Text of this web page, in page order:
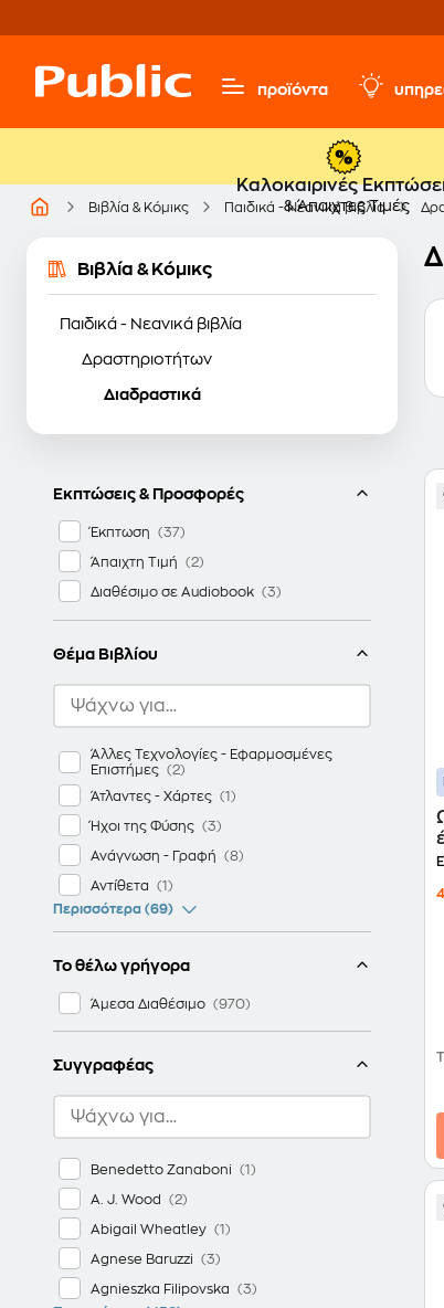
προϊόντα
Καλοκαιρινές
& Άπαιχτες Τιμές
Βιβλία & Κόμικς Παιδικά - Νεανικά βιβλία
Βιβλία & Κόμικς
Παιδικά - Νεανικά βιβλία
Δραστηριοτήτων
Διαδραστικά
Εκπτώσεις & Προσφορές
Έκπτωση
Άπαιχτη Τιμή
Διαθέσιμο σε Audiobook
Θέμα Βιβλίου
Άλλες Τεχνολογίες - Εφαρμοσμένες
Επιστήμες
Άτλαντες - Χάρτες
Ήχοι της Φύσης
Ανάγνωση - Γραφή
Αντίθετα
Περισσότερα (69)
Το θέλω γρήγορα
Άμεσα Διαθέσιμο
Συγγραφέας
Benedetto Zanaboni
A. J. Wood
Abigail Wheatley
Agnese Baruzzi
Agnieszka Filipovska